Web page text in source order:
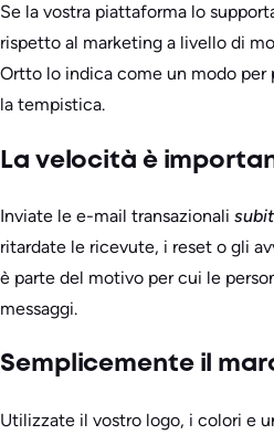
Se la vostra piattaforma lo
rispetto al marketing a livello di
Ortto lo indica come un modo
la tempistica.
La velocità è
Inviate le e-mail transazionali
ritardate le ricevute, i reset o gli
è parte del motivo per cui le
messaggi.
Semplicemente il
Utilizzate il vostro logo, i colori e